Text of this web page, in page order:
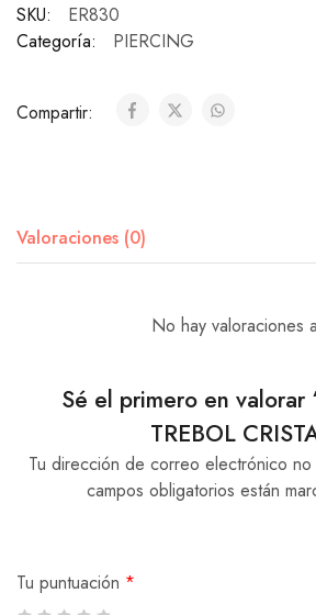
SKU:
ER830
Categoría:
PIERCING
Compartir:
Valoraciones (0)
No hay valoraciones
Sé el primero en valorar
TREBOL
Tu dirección de correo electrónico
campos obligatorios están
Tu puntuación *